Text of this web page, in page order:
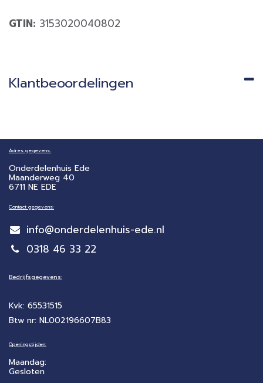
GTIN: 3153020040802
Klantbeoordelingen
Adres gegevens:
Onderdelenhuis Ede
Maanderweg 40
6711 NE EDE
Contact gegevens:
info@onderdelenhuis-ede.nl
0318 46 33 22
Bedrijfsgegevens:
Kvk: 65531515
Btw nr: NL002196607B83
Openingstijden:
Maandag:
Gesloten